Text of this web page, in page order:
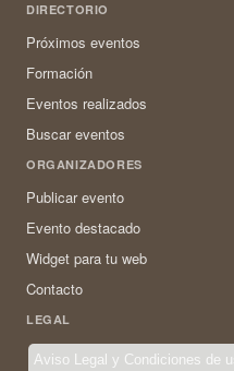
DIRECTORIO
Próximos eventos
Formación
Eventos realizados
Buscar eventos
ORGANIZADORES
Publicar evento
Evento destacado
Widget para tu web
Contacto
LEGAL
Aviso Legal y Condiciones de